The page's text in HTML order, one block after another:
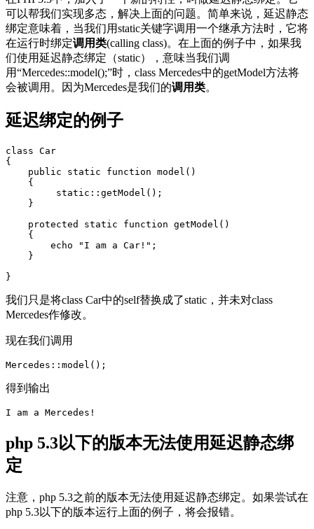
可以帮我们实现多态，解决上面的问题。简单来说，延迟静态
绑定意味着，当我们用static关键字调用一个继承方法时，它将
在运行时绑定调用类(calling class)。在上面的例子中，如果我
们使用延迟静态绑定（static），意味当我们调
用“Mercedes::model();”时，class Mercedes中的getModel方法将
会被调用。因为Mercedes是我们的调用类。
延迟绑定的例子
class Car
{
}
我们只是将class Car中的self替换成了static，并未对class
Mercedes作修改。
现在我们调用
Mercedes::model();
得到输出
I am a Mercedes!
php 5.3以下的版本无法使用延迟静态绑
定
注意，php 5.3之前的版本无法使用延迟静态绑定。如果尝试在
php 5.3以下的版本运行上面的例子，将会报错。